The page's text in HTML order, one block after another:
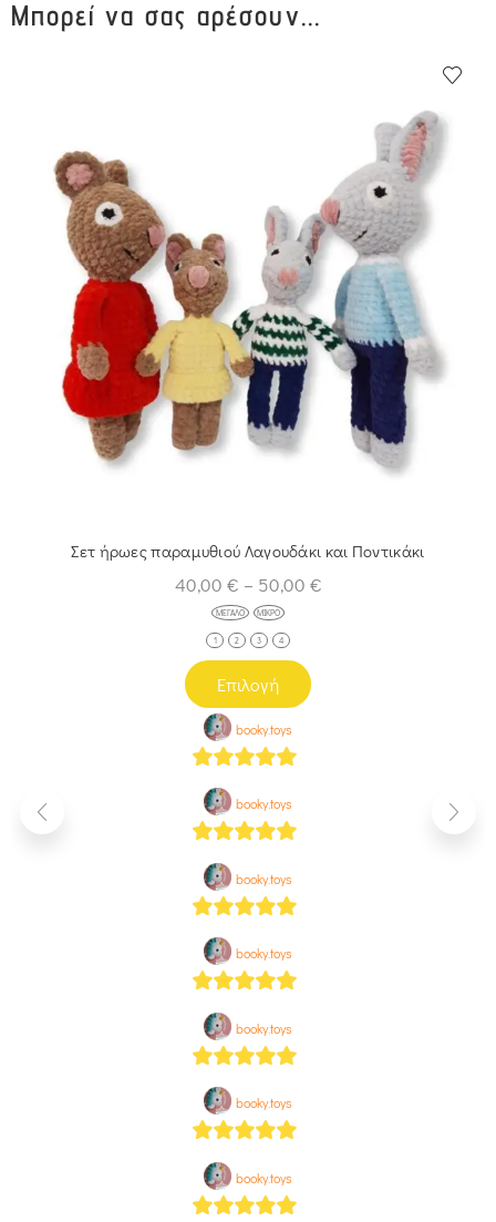
Μπορεί να σας αρέσουν...
Σετ ήρωες παραμυθιού Λαγουδάκι και Ποντικάκι
40,00 € – 50,00 €
ΜΕΓΆΛΟ ΜΙΚΡΌ
1 2 3 4
Επιλογή
booky.toys
5out of 5
booky.toys
5out of 5
booky.toys
5out of 5
booky.toys
5out of 5
booky.toys
5out of 5
booky.toys
5out of 5
booky.toys